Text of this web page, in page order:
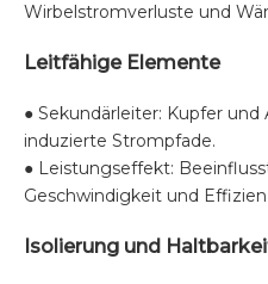
Wirbelstromverluste und
Leitfähige Elemente
● Sekundärleiter: Kupfer
induzierte Strompfade.
● Leistungseffekt:
Geschwindigkeit und
Isolierung und